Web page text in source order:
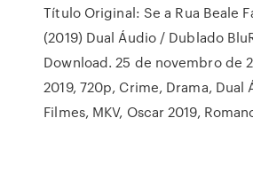
Título Original: Se a Rua Beale
(2019) Dual Áudio / Dublado
Download. 25 de novembro de
2019, 720p, Crime, Drama, Dual
Filmes, MKV, Oscar 2019,